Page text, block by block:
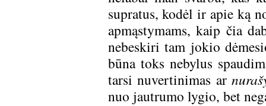
supratus, kodėl ir apie ką
apmąstymams, kaip čia
nebeskiri tam jokio
būna toks nebylus
tarsi nuvertinimas ar
nuo jautrumo lygio, bet